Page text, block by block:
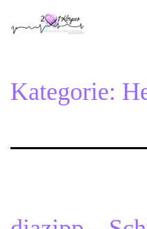
Inhalt2Herzen1Körper
Kategorie: